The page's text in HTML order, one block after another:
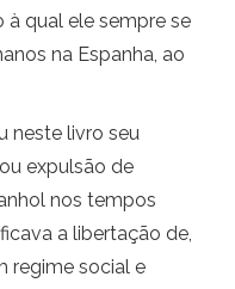
à qual ele sempre se
na Espanha, ao
neste livro seu
expulsão de
nos tempos
a libertação de,
regime social e